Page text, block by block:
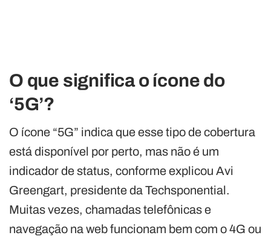
O que significa o ícone do
‘5G’?
O ícone “5G” indica que esse tipo de cobertura
está disponível por perto, mas não é um
indicador de status, conforme explicou Avi
Greengart, presidente da Techsponential.
Muitas vezes, chamadas telefônicas e
navegação na web funcionam bem com o 4G ou